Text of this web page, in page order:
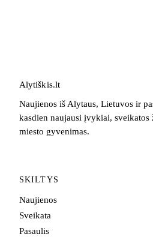
Alytiškis.lt
Naujienos iš Alytaus, Lietuvos ir
kasdien naujausi įvykiai, sveikatos
miesto gyvenimas.
SKILTYS
Naujienos
Sveikata
Pasaulis